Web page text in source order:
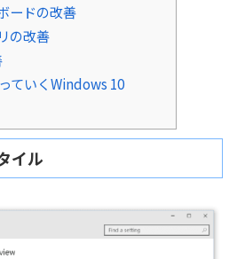
ードの改善
の改善
ていくWindows 10
イル